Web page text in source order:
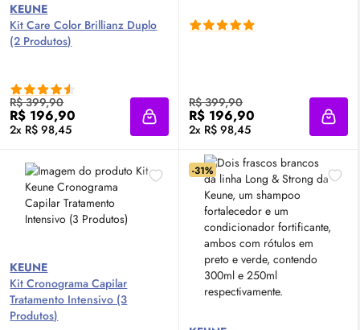
KEUNE
Kit Care Color Brillianz Duplo
(2 Produtos)
R$ 399,90
R$ 196,90
2x R$ 98,45 Adicionar à sacola
R$ 399,90
R$ 196,90
2x R$ 98,45
KEUNE
Kit Cronograma Capilar
Tratamento Intensivo (3
Produtos)
-31%